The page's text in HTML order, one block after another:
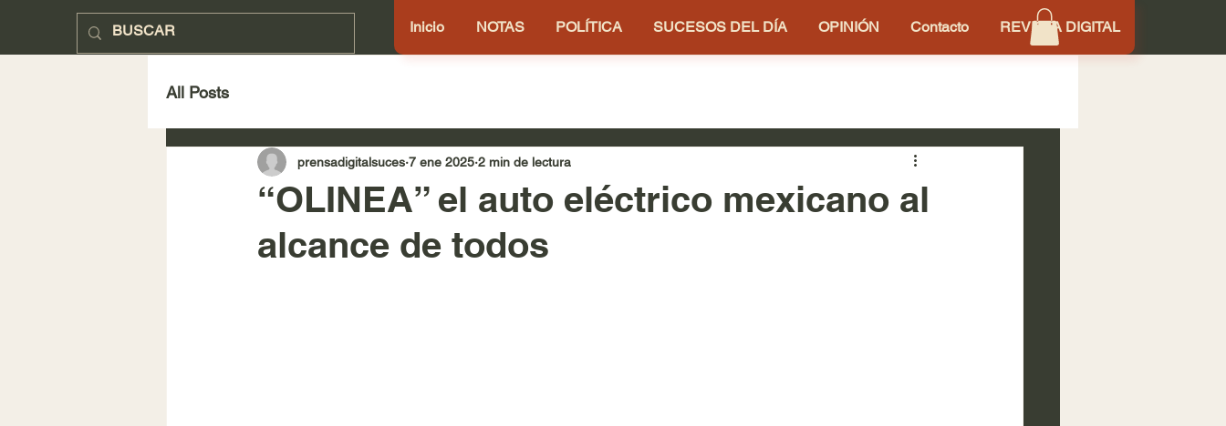
SUCESOS Inicio NOTAS POLÍTICA SUCESOS DEL DÍA OPINIÓN Contacto REVISTA DIGITAL
All Posts
“OLINEA” el auto eléctrico mexicano al
alcance de todos
prensadigitalsuces 7 ene 2025 2 min de lectura